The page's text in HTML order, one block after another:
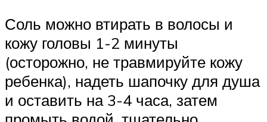
Соль можно втирать в волосы и
кожу головы 1-2 минуты
(осторожно, не травмируйте кожу
ребенка), надеть шапочку для душа
и оставить на 3-4 часа, затем